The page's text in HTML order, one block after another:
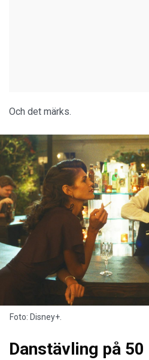
Och det märks.
Foto: Disney+.
Danstävling på